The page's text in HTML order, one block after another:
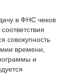
в ФНС чеков
совокупность
времени,
и